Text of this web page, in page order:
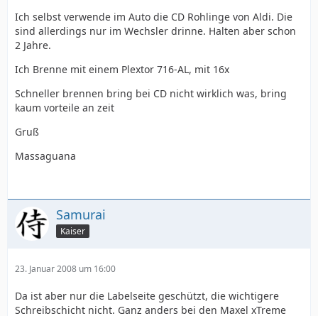
Ich selbst verwende im Auto die CD Rohlinge von Aldi. Die
sind allerdings nur im Wechsler drinne. Halten aber schon
2 Jahre.
Ich Brenne mit einem Plextor 716-AL, mit 16x
Schneller brennen bring bei CD nicht wirklich was, bring
kaum vorteile an zeit
Gruß
Massaguana
Samurai
Kaiser
23. Januar 2008 um 16:00
Da ist aber nur die Labelseite geschützt, die wichtigere
Schreibschicht nicht. Ganz anders bei den Maxel xTreme